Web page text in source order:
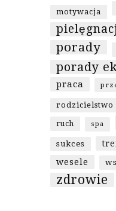
motywacja
porady
porady
praca
rodzicielstwo
ruch spa
sukces
wesele
zdrowie